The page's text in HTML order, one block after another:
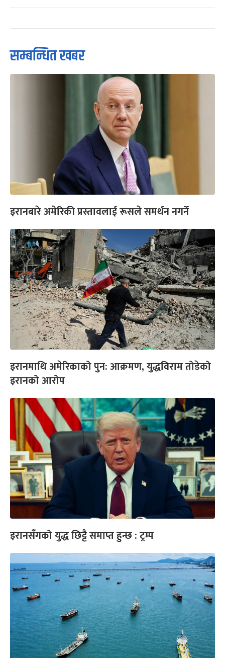
सम्बन्धित खबर
इरानबारे अमेरिकी प्रस्तावलाई रूसले समर्थन नगर्ने
इरानमाथि अमेरिकाको पुन: आक्रमण, युद्धविराम तोडेको
इरानको आरोप
इरानसँगको युद्ध छिट्टै समाप्त हुन्छ : ट्रम्प